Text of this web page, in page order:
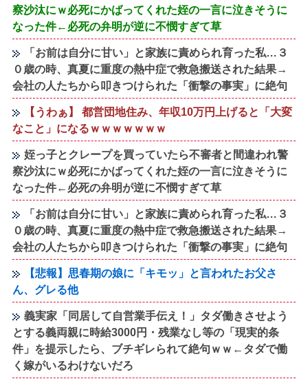
察沙汰にｗ必死にかばってくれた姪の一言に泣きそうに
なった件←必死の弁明が逆に不憫すぎて草
「お前は自分に甘い」と家族に責められ育った私…３
０歳の時、真夏に重度の熱中症で救急搬送された結果→
会社の人たちから叩きつけられた「衝撃の事実」に絶句
【うわぁ】 都営団地住み、年収10万円上げると「大変
なこと」になるｗｗｗｗｗｗｗ
姪っ子とクレープを買っていたら不審者と間違われ警
察沙汰にｗ必死にかばってくれた姪の一言に泣きそうに
なった件←必死の弁明が逆に不憫すぎて草
「お前は自分に甘い」と家族に責められ育った私…３
０歳の時、真夏に重度の熱中症で救急搬送された結果→
会社の人たちから叩きつけられた「衝撃の事実」に絶句
【悲報】思春期の娘に「キモッ」と言われたお父さ
ん、グレる他
義実家「同居して自営業手伝え！」タダ働きさせよう
とする義両親に時給3000円・残業なし等の「現実的条
件」を提示したら、ブチギレられて絶句ｗｗ←タダで働
く嫁がいるわけないだろ